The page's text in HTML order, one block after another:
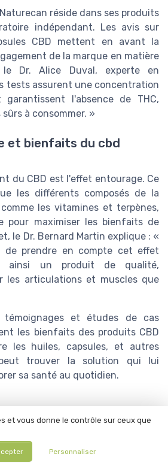
réside dans ses produits
indépendant. Les avis sur
CBD mettent en avant la
de la marque en matière
Dr. Alice Duval, experte en
tests assurent une concentration
l'absence de THC,
à consommer. »
et bienfaits du cbd
du CBD est l'effet entourage. Ce
les différents composés de la
les vitamines et terpènes,
pour maximiser les bienfaits de
le Dr. Bernard Martin explique : «
de prendre en compte cet effet
ainsi un produit de qualité,
les articulations et muscles que
témoignages et études de cas
les bienfaits des produits CBD
les huiles, capsules, et autres
trouver la solution qui lui
sa santé au quotidien.
et vous donne le contrôle sur ceux que
Personnaliser